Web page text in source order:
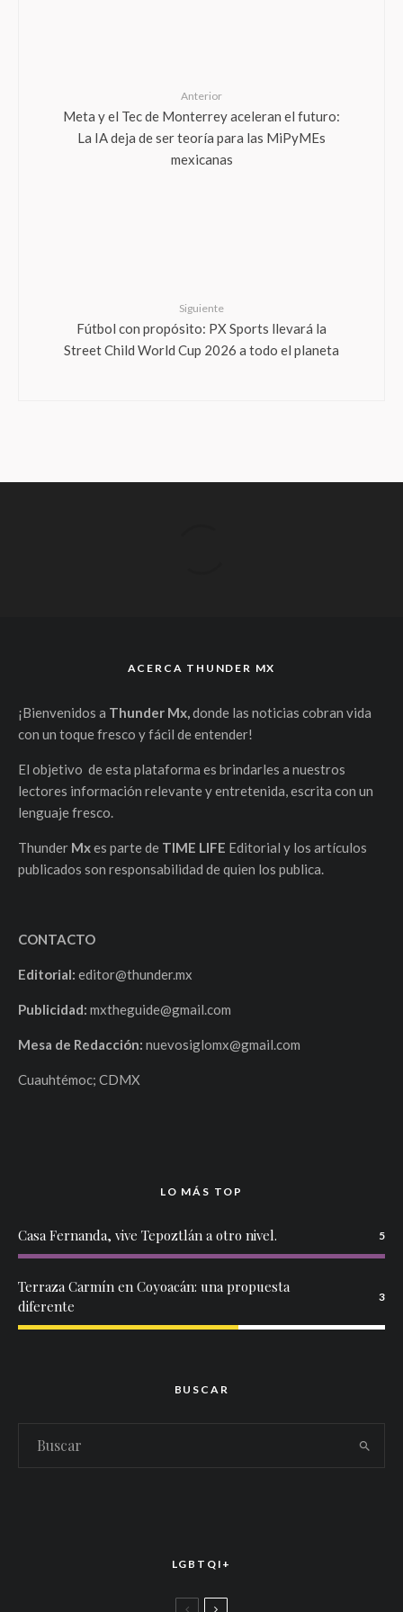
Anterior
Meta y el Tec de Monterrey aceleran el futuro:
La IA deja de ser teoría para las MiPyMEs
mexicanas
Siguiente
Fútbol con propósito: PX Sports llevará la
Street Child World Cup 2026 a todo el planeta
ACERCA THUNDER MX
¡Bienvenidos a Thunder Mx,donde las noticias cobran vida
con un toque fresco y fácil de entender!
El objetivo de esta plataforma es brindarles a nuestros
lectores información relevante y entretenida, escrita con un
lenguaje fresco.
Thunder Mxes parte de TIME LIFE Editorial y los artículos
publicados son responsabilidad de quien los publica.
CONTACTO
Editorial: editor@thunder.mx
Publicidad: mxtheguide@gmail.com
Mesa de Redacción: nuevosiglomx@gmail.com
Cuauhtémoc; CDMX
LO MÁS TOP
Casa Fernanda, vive Tepoztlán a otro nivel. 5
Terraza Carmín en Coyoacán: una propuesta
diferente
3
BUSCAR
LGBTQI+